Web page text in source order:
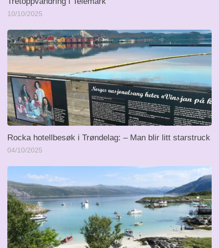
10/10/2025
Rocka hotellbesøk i Trøndelag: – Man blir litt starstruck
04/10/2025